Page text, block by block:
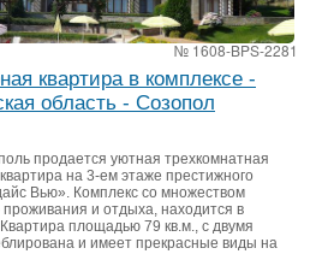
№ 1608-BPS-2281
квартира в комплексе -
область - Созопол
продается уютная трехкомнатная
на 3-ем этаже престижного
Вью». Комплекс со множеством
и отдыха, находится в
площадью 79 кв.м., с двумя
и имеет прекрасные виды на